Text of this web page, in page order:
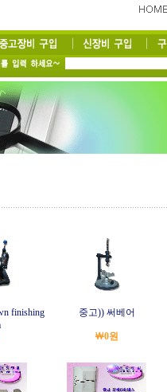
finishing
중고)) 써베어
￦0원